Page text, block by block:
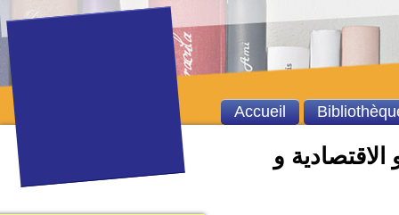
الاقتصادية و
Accueil